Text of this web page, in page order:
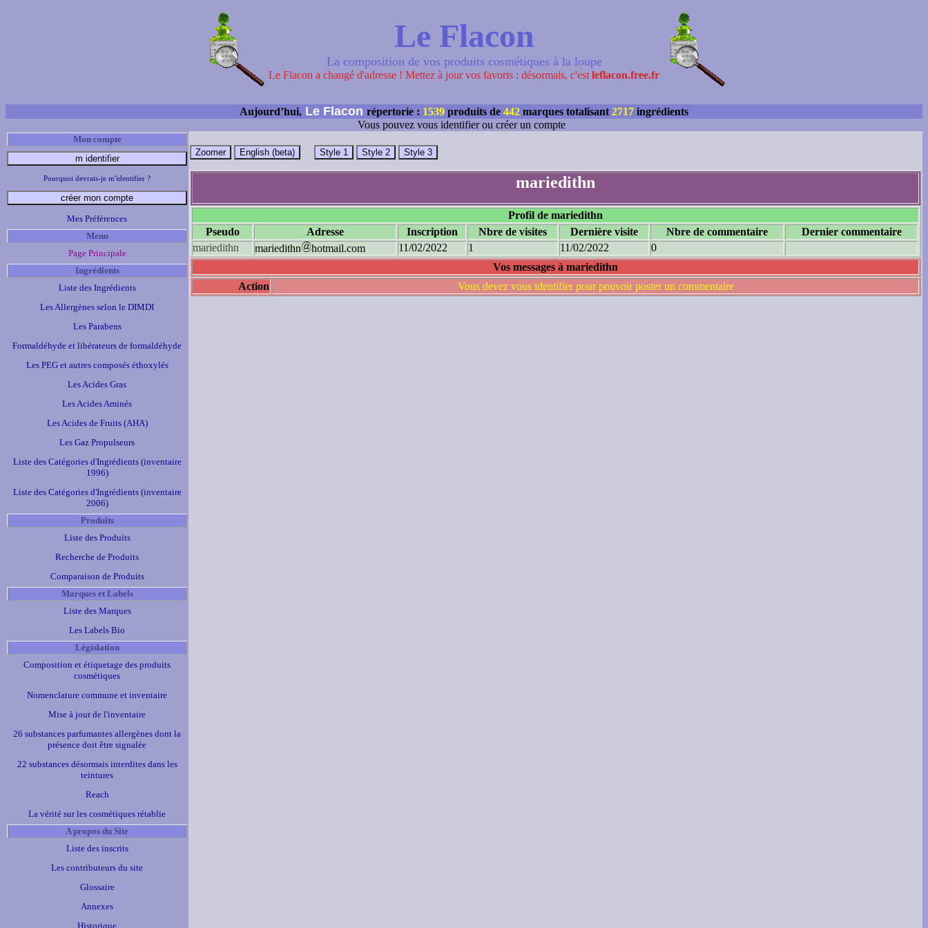
Le Flacon
La composition de vos produits cosmétiques à la loupe
Le Flacon a changé d'adresse ! Mettez à jour vos favoris : désormais, c'est leflacon.free.fr
Aujourd’hui, Le Flacon répertorie : 1539 produits de 442 marques totalisant 2717 ingrédients
Vous pouvez vous identifier ou créer un compte
Mon compte
Pourquoi devrais-je m'identifier ?
Mes Préférences
Menu
Page Principale
Ingrédients
Liste des Ingrédients
Les Allergènes selon le DIMDI
Les Parabens
Formaldéhyde et libérateurs de formaldéhyde
Les PEG et autres composés éthoxylés
Les Acides Gras
Les Acides Aminés
Les Acides de Fruits (AHA)
Les Gaz Propulseurs
Liste des Catégories d'Ingrédients (inventaire
1996)
Liste des Catégories d'Ingrédients (inventaire
2006)
Produits
Liste des Produits
Recherche de Produits
Comparaison de Produits
Marques et Labels
Liste des Marques
Les Labels Bio
Législation
Composition et étiquetage des produits
cosmétiques
Nomenclature commune et inventaire
Mise à jour de l'inventaire
26 substances parfumantes allergènes dont la
présence doit être signalée
22 substances désormais interdites dans les
teintures
Reach
La vérité sur les cosmétiques rétablie
A propos du Site
Liste des inscrits
Les contributeurs du site
Glossaire
Annexes
Historique
mariedithn
Profil de mariedithn
Pseudo
Adresse Inscription Nbre de visites Dernière visite Nbre de commentaire
Dernier commentaire
mariedithn
mariedithn hotmail.com 11/02/2022 1 11/02/2022
0
Vos messages à mariedithn
Action
Vous devez vous identifier pour pouvoir poster un commentaire